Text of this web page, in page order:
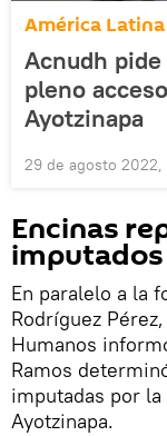
América Latina
Acnudh
pleno
Ayotzinapa
29 de agosto 2022,
Encinas
imputados
En paralelo a la
Rodríguez
Humanos
Ramos
imputadas por
Ayotzinapa.